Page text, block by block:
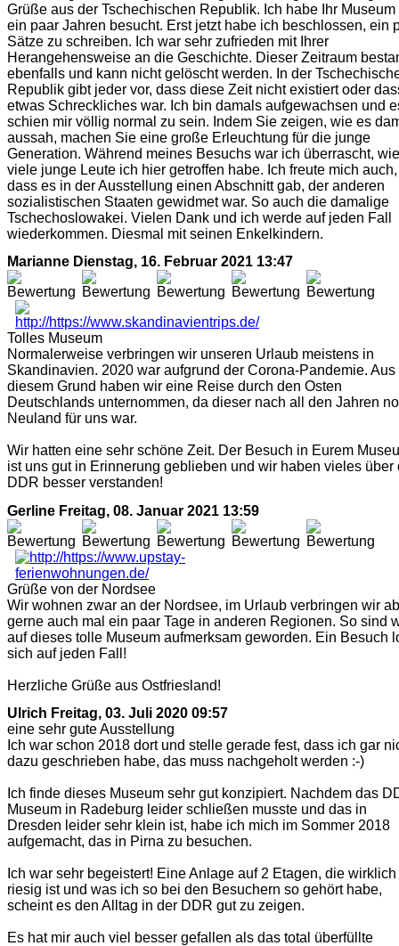
Grüße aus der Tschechischen Republik. Ich habe Ihr Museum
ein paar Jahren besucht. Erst jetzt habe ich beschlossen, ein
Sätze zu schreiben. Ich war sehr zufrieden mit Ihrer
Herangehensweise an die Geschichte. Dieser Zeitraum
ebenfalls und kann nicht gelöscht werden. In der
Republik gibt jeder vor, dass diese Zeit nicht existiert oder
etwas Schreckliches war. Ich bin damals aufgewachsen und
schien mir völlig normal zu sein. Indem Sie zeigen, wie es
aussah, machen Sie eine große Erleuchtung für die junge
Generation. Während meines Besuchs war ich überrascht, wie
viele junge Leute ich hier getroffen habe. Ich freute mich auch,
dass es in der Ausstellung einen Abschnitt gab, der anderen
sozialistischen Staaten gewidmet war. So auch die damalige
Tschechoslowakei. Vielen Dank und ich werde auf jeden Fall
wiederkommen. Diesmal mit seinen Enkelkindern.
Marianne Dienstag, 16. Februar 2021 13:47
Tolles Museum
Normalerweise verbringen wir unseren Urlaub meistens in
Skandinavien. 2020 war aufgrund der Corona-Pandemie. Aus
diesem Grund haben wir eine Reise durch den Osten
Deutschlands unternommen, da dieser nach all den Jahren
Neuland für uns war.
Wir hatten eine sehr schöne Zeit. Der Besuch in Eurem
ist uns gut in Erinnerung geblieben und wir haben vieles über
DDR besser verstanden!
Gerline Freitag, 08. Januar 2021 13:59
Grüße von der Nordsee
Wir wohnen zwar an der Nordsee, im Urlaub verbringen wir
gerne auch mal ein paar Tage in anderen Regionen. So sind
auf dieses tolle Museum aufmerksam geworden. Ein Besuch
sich auf jeden Fall!
Herzliche Grüße aus Ostfriesland!
Ulrich Freitag, 03. Juli 2020 09:57
eine sehr gute Ausstellung
Ich war schon 2018 dort und stelle gerade fest, dass ich gar
dazu geschrieben habe, das muss nachgeholt werden :-)
Ich finde dieses Museum sehr gut konzipiert. Nachdem das
Museum in Radeburg leider schließen musste und das in
Dresden leider sehr klein ist, habe ich mich im Sommer 2018
aufgemacht, das in Pirna zu besuchen.
Ich war sehr begeistert! Eine Anlage auf 2 Etagen, die wirklich
riesig ist und was ich so bei den Besuchern so gehört habe,
scheint es den Alltag in der DDR gut zu zeigen.
Es hat mir auch viel besser gefallen als das total überfüllte